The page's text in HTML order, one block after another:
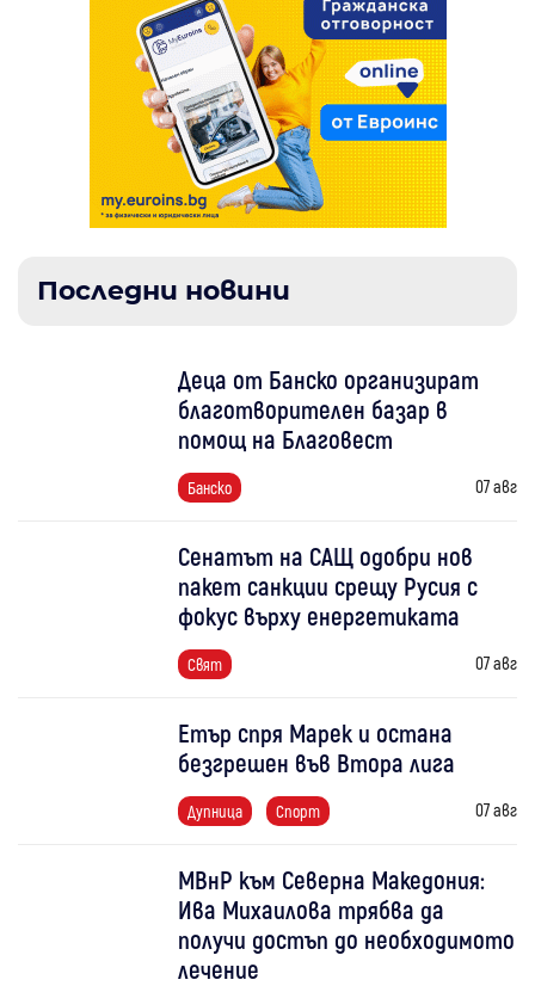
Последни новини
Деца от Банско организират
благотворителен базар в
помощ на Благовест
Банско 07 авг
Сенатът на САЩ одобри нов
пакет санкции срещу Русия с
фокус върху енергетиката
Свят 07 авг
Етър спря Марек и остана
безгрешен във Втора лига
Дупница Спорт 07 авг
МВнР към Северна Македония:
Ива Михаилова трябва да
получи достъп до необходимото
лечение